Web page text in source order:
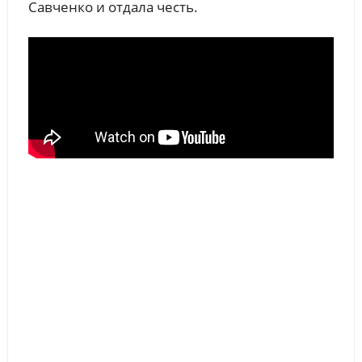
Савченко и отдала честь.